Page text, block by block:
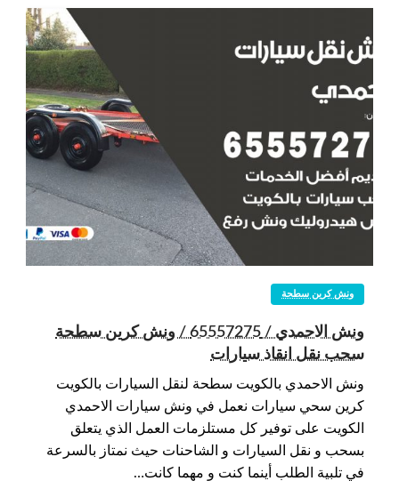
ونش كرين سطحة
ونش الاحمدي / 65557275 / ونش كرين سطحة
سحب نقل انقاذ سيارات
ونش الاحمدي بالكويت سطحة لنقل السيارات بالكويت
كرين سحي سيارات نعمل في ونش سيارات الاحمدي
الكويت على توفير كل مستلزمات العمل الذي يتعلق
بسحب و نقل السيارات و الشاحنات حيث نمتاز بالسرعة
في تلبية الطلب أينما كنت و مهما كانت…